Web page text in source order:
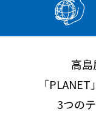
自治体
高島
「
3つの